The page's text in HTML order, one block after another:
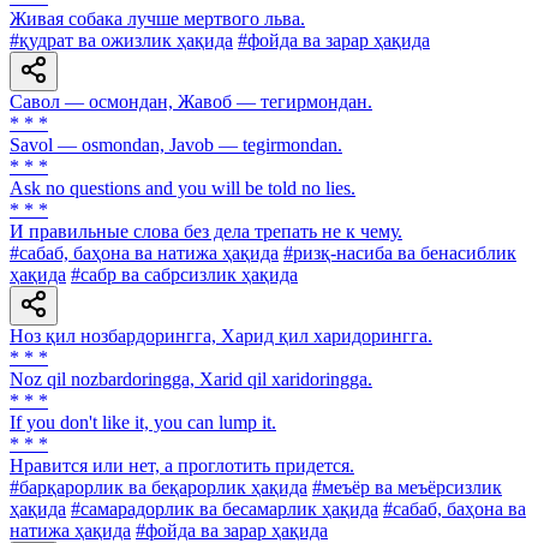
Живая собака лучше мертвого льва.
#қудрат ва ожизлик ҳақида #фойда ва зарар ҳақида
Савол — осмондан, Жавоб — тегирмондан.
* * *
Savol — osmondan, Javob — tegirmondan.
* * *
Ask no questions and you will be told no lies.
* * *
И правильные слова без дела трепать не к чему.
#сабаб, баҳона ва натижа ҳақида #ризқ-насиба ва бенасиблик
ҳақида #сабр ва сабрсизлик ҳақида
Ноз қил нозбардорингга, Харид қил харидорингга.
* * *
Noz qil nozbardoringga, Xarid qil xaridoringga.
* * *
If you don't like it, you can lump it.
* * *
Нравится или нет, а проглотить придется.
#барқарорлик ва беқарорлик ҳақида #меъёр ва меъёрсизлик
ҳақида #самарадорлик ва бесамарлик ҳақида #сабаб, баҳона ва
натижа ҳақида #фойда ва зарар ҳақида